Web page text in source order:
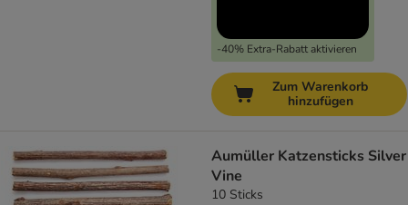
-40% Extra-Rabatt aktivieren
Zum Warenkorb
hinzufügen
Aumüller Katzensticks Silver
Vine
10 Sticks